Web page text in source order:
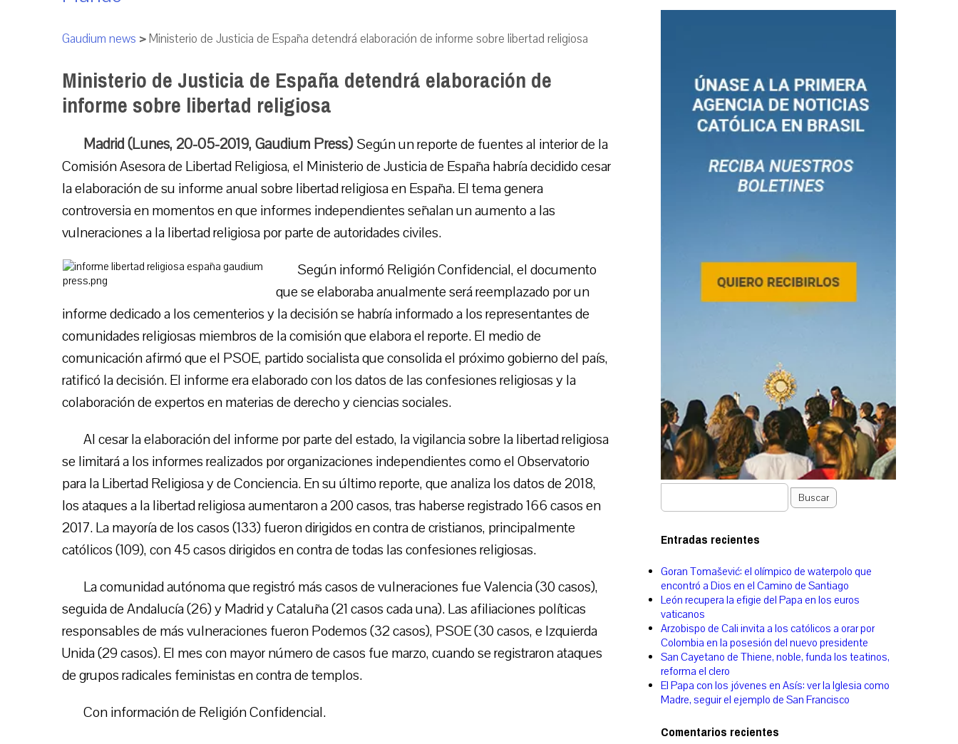
Gaudium news >Ministerio de Justicia de España detendrá elaboración de informe sobre libertad religiosa
Ministerio de Justicia de España detendrá elaboración de
informe sobre libertad religiosa
Madrid (Lunes, 20-05-2019, Gaudium Press) Según un reporte de fuentes al interior de la
Comisión Asesora de Libertad Religiosa, el Ministerio de Justicia de España habría decidido cesar
la elaboración de su informe anual sobre libertad religiosa en España. El tema genera
controversia en momentos en que informes independientes señalan un aumento a las
vulneraciones a la libertad religiosa por parte de autoridades civiles.
Según informó Religión Confidencial, el documento
que se elaboraba anualmente será reemplazado por un
informe dedicado a los cementerios y la decisión se habría informado a los representantes de
comunidades religiosas miembros de la comisión que elabora el reporte. El medio de
comunicación afirmó que el PSOE, partido socialista que consolida el próximo gobierno del país,
ratificó la decisión. El informe era elaborado con los datos de las confesiones religiosas y la
colaboración de expertos en materias de derecho y ciencias sociales.
Al cesar la elaboración del informe por parte del estado, la vigilancia sobre la libertad religiosa
se limitará a los informes realizados por organizaciones independientes como el Observatorio
para la Libertad Religiosa y de Conciencia. En su último reporte, que analiza los datos de 2018,
los ataques a la libertad religiosa aumentaron a 200 casos, tras haberse registrado 166 casos en
2017. La mayoría de los casos (133) fueron dirigidos en contra de cristianos, principalmente
católicos (109), con 45 casos dirigidos en contra de todas las confesiones religiosas.
La comunidad autónoma que registró más casos de vulneraciones fue Valencia (30 casos),
seguida de Andalucía (26) y Madrid y Cataluña (21 casos cada una). Las afiliaciones políticas
responsables de más vulneraciones fueron Podemos (32 casos), PSOE (30 casos, e Izquierda
Unida (29 casos). El mes con mayor número de casos fue marzo, cuando se registraron ataques
de grupos radicales feministas en contra de templos.
Con información de Religión Confidencial.
Buscar
Entradas recientes
Goran Tomašević: el olímpico de waterpolo que
encontró a Dios en el Camino de Santiago
León recupera la efigie del Papa en los euros
vaticanos
Arzobispo de Cali invita a los católicos a orar por
Colombia en la posesión del nuevo presidente
San Cayetano de Thiene, noble, funda los teatinos,
reforma el clero
El Papa con los jóvenes en Asís: ver la Iglesia como
Madre, seguir el ejemplo de San Francisco
Comentarios recientes